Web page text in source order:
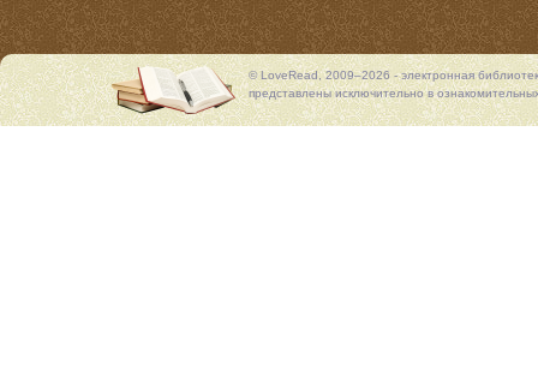
© LoveRead, 2009–2026 - электронная
представлены исключительно в